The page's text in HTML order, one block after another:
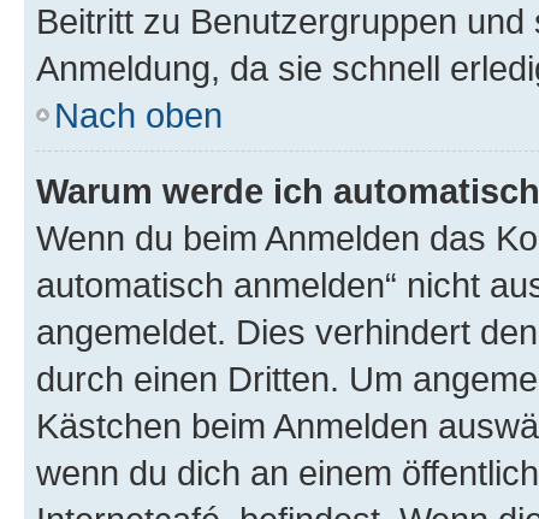
Beitritt zu Benutzergruppen
Anmeldung, da sie schnell
Nach oben
Warum werde ich
Wenn du beim Anmelden das
automatisch anmelden“ nicht
angemeldet. Dies verhindert
durch einen Dritten. Um
Kästchen beim Anmelden
wenn du dich an einem